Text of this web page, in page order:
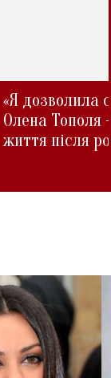
«Я дозволила
Олена Тополя
життя після